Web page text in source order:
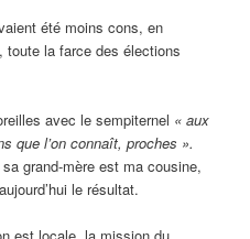
été moins cons, en
la farce des élections
avec le sempiternel « aux
que l’on connaît, proches ».
grand-mère est ma cousine,
le résultat.